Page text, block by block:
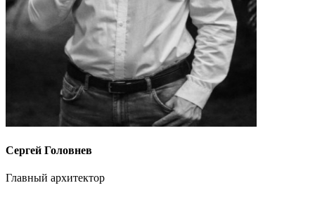
Сергей Головнев
Главный архитектор